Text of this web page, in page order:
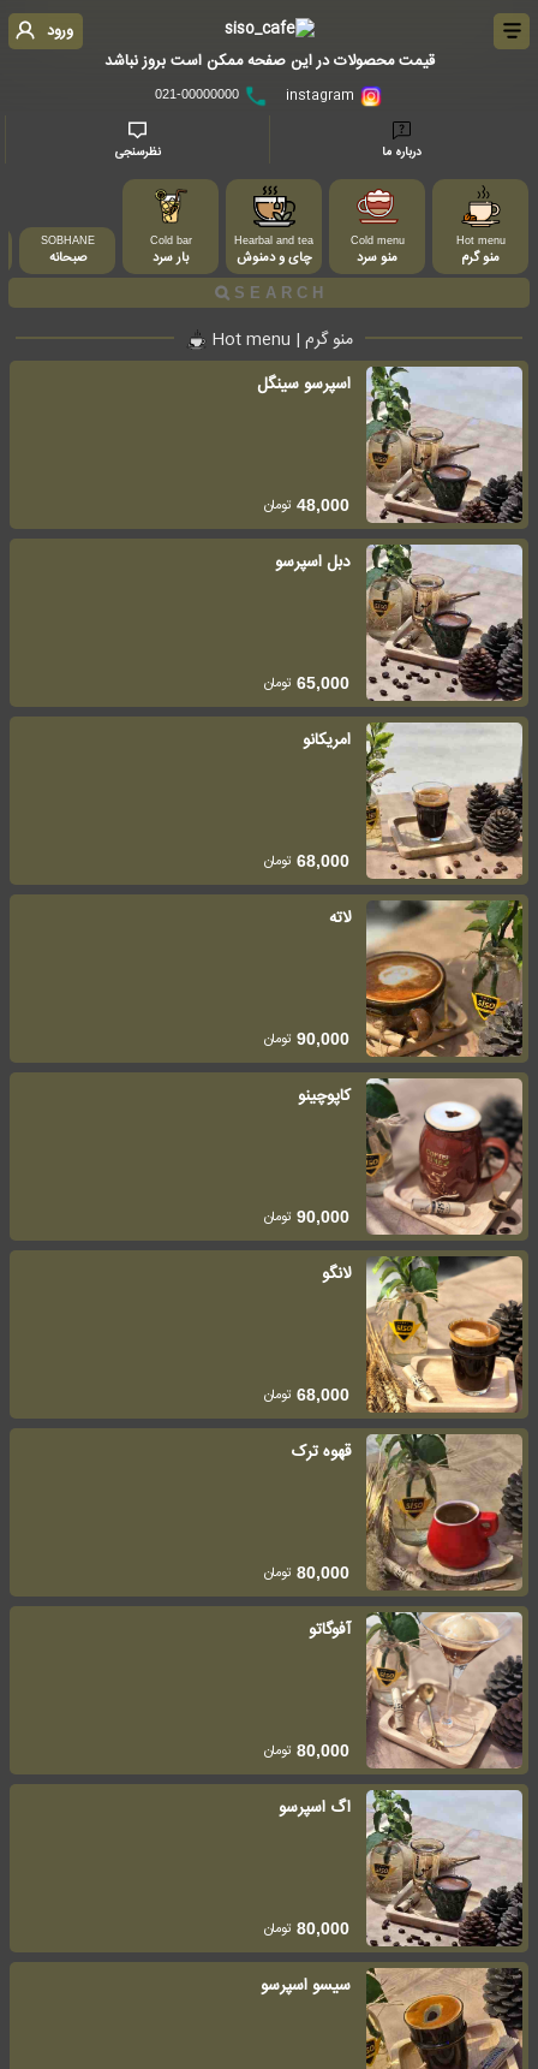
ورود
قیمت محصولات در این صفحه ممکن است بروز نباشد
021-00000000
درباره ما نظرسنجی
Hot menu
منو گرم
Cold menu
منو سرد
Hearbal and tea
چای و دمنوش
Cold bar
بار سرد
SOBHANE
صبحانه
منو گرم | Hot menu
اسپرسو سینگل
48,000 تومان
دبل اسپرسو
65,000 تومان
امریکانو
68,000 تومان
لاته
90,000 تومان
کاپوچینو
90,000 تومان
لانگو
68,000 تومان
قهوه ترک
80,000 تومان
آفوگاتو
80,000 تومان
اگ اسپرسو
80,000 تومان
سیسو اسپرسو